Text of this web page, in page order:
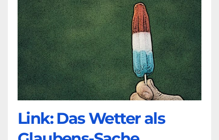
Link: Das Wetter als